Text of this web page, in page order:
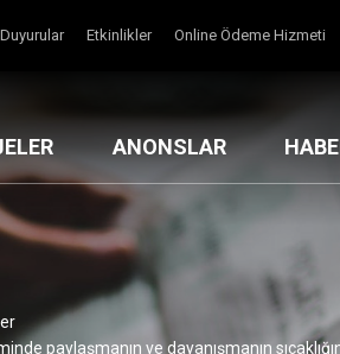
Duyurular Etkinlikler Online Ödeme Hizmeti
ANONSLAR
paylaşmanın ve dayanışmanın